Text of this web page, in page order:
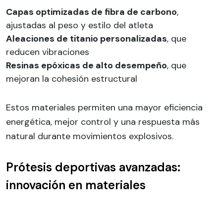
Capas optimizadas de fibra de carbono,
ajustadas al peso y estilo del atleta
Aleaciones de titanio personalizadas, que
reducen vibraciones
Resinas epóxicas de alto desempeño, que
mejoran la cohesión estructural
Estos materiales permiten una mayor eficiencia
energética, mejor control y una respuesta más
natural durante movimientos explosivos.
Prótesis deportivas avanzadas:
innovación en materiales